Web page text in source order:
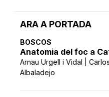
ARA A PORTADA
BOSCOS
Anatomia del foc a
Arnau Urgell i Vidal | Carlos
Albaladejo